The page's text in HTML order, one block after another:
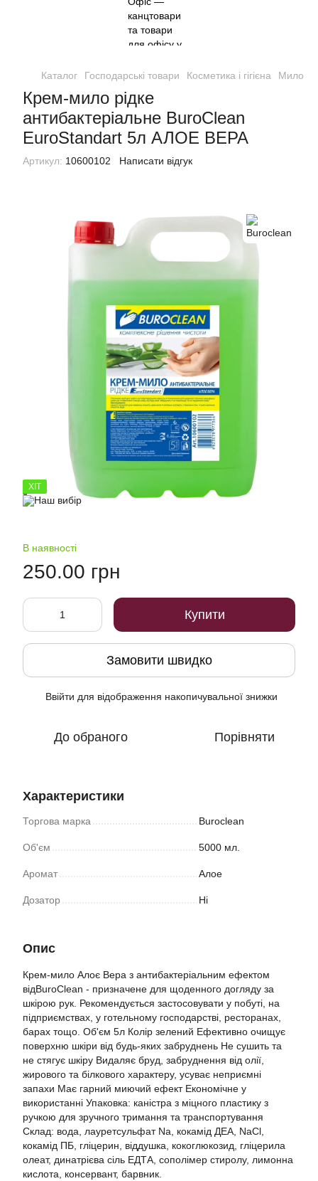
Каталог Господарські товари Косметика і гігієна Мило
Крем-мило рідке
антибактеріальне BuroClean
EuroStandart 5л АЛОЕ ВЕРА
Артикул: 10600102 Написати відгук
ХІТ
В наявності
250.00 грн
Купити
Замовити швидко
Ввійти для відображення накопичувальної знижки
До обраного Порівняти
Характеристики
Торгова марка Buroclean
Об'єм 5000 мл.
Аромат Алое
Дозатор Ні
Опис
Крем-мило Алоє Вера з антибактеріальним ефектом
відBuroClean - призначене для щоденного догляду за
шкірою рук. Рекомендується застосовувати у побуті, на
підприємствах, у готельному господарстві, ресторанах,
барах тощо. Об'єм 5л Колір зелений Ефективно очищує
поверхню шкіри від будь-яких забруднень Не сушить та
не стягує шкіру Видаляє бруд, забруднення від олії,
жирового та білкового характеру, усуває неприємні
запахи Має гарний миючий ефект Економічне у
використанні Упаковка: каністра з міцного пластику з
ручкою для зручного тримання та транспортування
Склад: вода, лауретсульфат Na, кокамід ДЕА, NaCl,
кокамід ПБ, гліцерин, віддушка, кокоглюкозид, гліцерила
олеат, динатрієва сіль ЕДТА, сополімер стиролу, лимонна
кислота, консервант, барвник.